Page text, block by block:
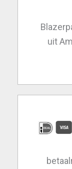
uit